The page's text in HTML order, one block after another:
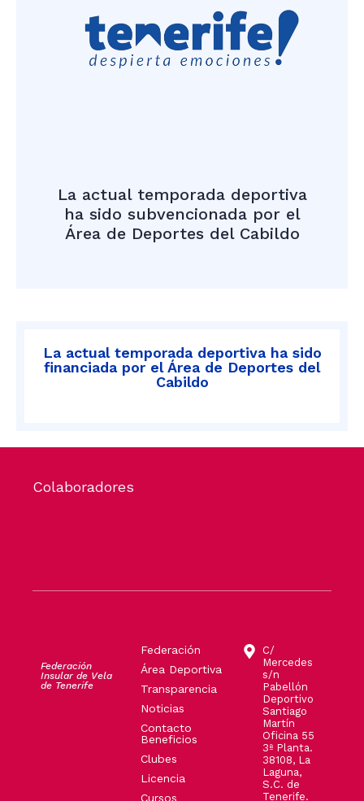
La actual temporada deportiva
ha sido subvencionada por el
Área de Deportes del Cabildo
La actual temporada deportiva ha sido
financiada por el Área de Deportes del
Cabildo
Colaboradores
Federación
Insular de Vela
de Tenerife
Federación
Área Deportiva
Transparencia
Noticias
Contacto
Beneficios
Clubes
Licencia
Cursos
C/
Mercedes
s/n
Pabellón
Deportivo
Santiago
Martín
Oficina 55
3ª Planta.
38108, La
Laguna,
S.C. de
Tenerife.